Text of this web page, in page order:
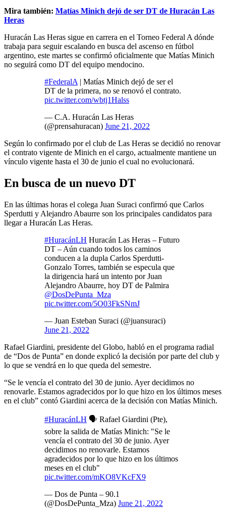
Mira también: Matías Minich dejó de ser DT de Huracán Las
Heras
Huracán Las Heras sigue en carrera en el Torneo Federal A dónde
trabaja para seguir escalando en busca del ascenso en fútbol
argentino, este martes se confirmó oficialmente que Matías Minich
no seguirá como DT del equipo mendocino.
#FederalA | Matías Minich dejó de ser el
DT de la primera, no se renovó el contrato.
pic.twitter.com/wbtj1Halss
— C.A. Huracán Las Heras
(@prensahuracan) June 21, 2022
Según lo confirmado por el club de Las Heras se decidió no renovar
el contrato vigente de Minich en el cargo, actualmente mantiene un
vínculo vigente hasta el 30 de junio el cual no evolucionará.
En busca de un nuevo DT
En las últimas horas el colega Juan Suraci confirmó que Carlos
Sperdutti y Alejandro Abaurre son los principales candidatos para
llegar a Huracán Las Heras.
#HuracánLH Huracán Las Heras – Futuro
DT – Aún cuando todos los caminos
conducen a la dupla Carlos Sperdutti-
Gonzalo Torres, también se especula que
la dirigencia hará un intento por Juan
Alejandro Abaurre, hoy DT de Palmira
@DosDePunta_Mza
pic.twitter.com/5O03FkSNmJ
— Juan Esteban Suraci (@juansuraci)
June 21, 2022
Rafael Giardini, presidente del Globo, habló en el programa radial
de “Dos de Punta” en donde explicó la decisión por parte del club y
lo que se vendrá en lo que queda del semestre.
“Se le vencía el contrato del 30 de junio. Ayer decidimos no
renovarle. Estamos agradecidos por lo que hizo en los últimos meses
en el club” contó Giardini acerca de la decisión con Matías Minich.
#HuracánLH 🗣️ Rafael Giardini (Pte),
sobre la salida de Matías Minich: "Se le
vencía el contrato del 30 de junio. Ayer
decidimos no renovarle. Estamos
agradecidos por lo que hizo en los últimos
meses en el club"
pic.twitter.com/mKO8VKcFX9
— Dos de Punta – 90.1
(@DosDePunta_Mza) June 21, 2022